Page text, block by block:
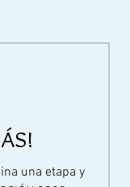
una etapa y